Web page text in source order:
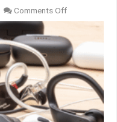
Comments Offon
Tips
Earphone
IEM
High
Quality
Sesuai
Gaya